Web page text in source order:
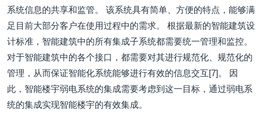
系统信息的共享和监管。 该系统具有简单、方便的特点，能够满
足目前大部分客户在使用过程中的需求。 根据最新的智能建筑设
计标准，智能建筑中的所有集成子系统都需要统一管理和监控。
对于智能建筑中的各个接口，都需要对其进行规范化、规范化的
管理，从而保证智能化系统能够进行有效的信息交互[7]。 因
此，智能楼宇弱电系统的集成需要考虑到这一目标，通过弱电系
统的集成实现智能楼宇的有效集成。